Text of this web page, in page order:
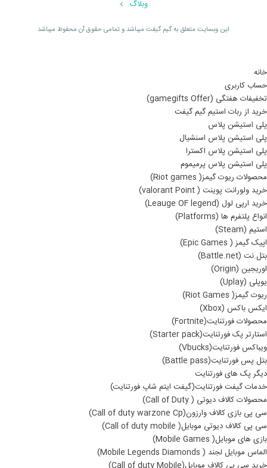
وبلاگ
اين وبسايت متعلق به گیم گیفت ميباشد و تمامی حقوق آن محفوظ ميباشد
خانه
حساب کاربری
تخفیفات هفتگی (gamegifts Offer)
خرید از ربات استیم گیم گیفت
پلی استیشن پلاس
پلی استیشن پلاس اسنشیال
پلی استیشن پلاس اکسترا
پلی استیشن پلاس پرمیموم
محصولات ریوت گیمز( Riot games)
خرید ولورانت پوینت ( valorant Point)
خرید ارپی لول (Leauge OF legend)
انواع پلتفرم ها (Platforms)
استیم (Steam)
اپیک گیمز ( Epic Games)
بتل.نت (Battle.net)
اوریجین (Origin)
یوپلی (Uplay)
ریوت گیمز( Riot Games)
ایکس باکس (Xbox)
محصولات فورتنایت(Fortnite)
استارتر پک فورتنایت(Starter pack)
ویباکس فورتنایت(Vbucks)
بتل پس فورتنایت(Battle pass)
دیگر پک های فورتنایت
خدمات گیفت فورتنایت(گیفت ایتم شاپ فورتنایت)
محصولات کالاف دیوتی ( Call of Duty)
سی پی بازی کالاف وارزون(Call of duty warzone Cp)
سی پی کالاف دیوتی موبایل( Call of duty mobile)
بازی های موبایل( Mobile Games)
الماس موبایل لجند ( Mobile Legends Diamonds)